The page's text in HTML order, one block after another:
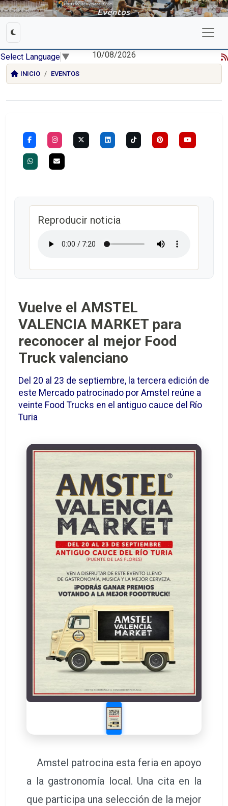
Select Language ▼ 10/08/2026
INICIO EVENTOS
Reproducir noticia
Vuelve el AMSTEL
VALENCIA MARKET para
reconocer al mejor Food
Truck valenciano
Del 20 al 23 de septiembre, la tercera edición de
este Mercado patrocinado por Amstel reúne a
veinte Food Trucks en el antiguo cauce del Río
Turia
Amstel patrocina esta feria en apoyo
a la gastronomía local. Una cita en la
que participa una selección de la mejor